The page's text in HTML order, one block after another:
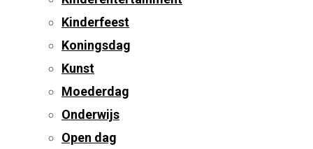
Kinderfeest
Koningsdag
Kunst
Moederdag
Onderwijs
Open dag